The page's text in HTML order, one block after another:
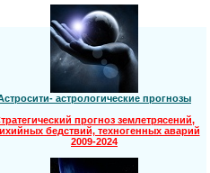
астрологические прогнозы
прогноз землетрясений,
бедствий, техногенных аварий
2009-2024